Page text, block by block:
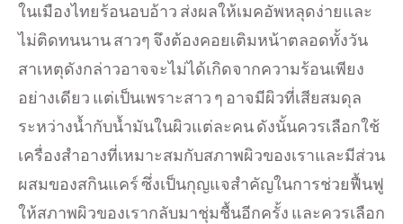
ในเมืองไทยร้อนอบอ้าว ส่งผลให้เมคอัพหลุดง่ายและ
ไม่ติดทนนาน สาวๆ จึงต้องคอยเติมหน้าตลอดทั้งวัน
สาเหตุดังกล่าวอาจจะไม่ได้เกิดจากความร้อนเพียง
อย่างเดียว แต่เป็นเพราะสาว ๆ อาจมีผิวที่เสียสมดุล
ระหว่างน้ำกับน้ำมันในผิวแต่ละคน ดังนั้นควรเลือกใช้
เครื่องสำอางที่เหมาะสมกับสภาพผิวของเราและมีส่วน
ผสมของสกินแคร์ ซึ่งเป็นกุญแจสำคัญในการช่วยฟื้นฟู
ให้สภาพผิวของเรากลับมาชุ่มชื้นอีกครั้ง และควรเลือก